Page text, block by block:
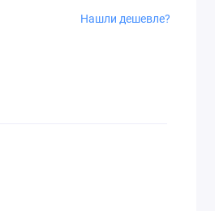
Нашли дешевле?